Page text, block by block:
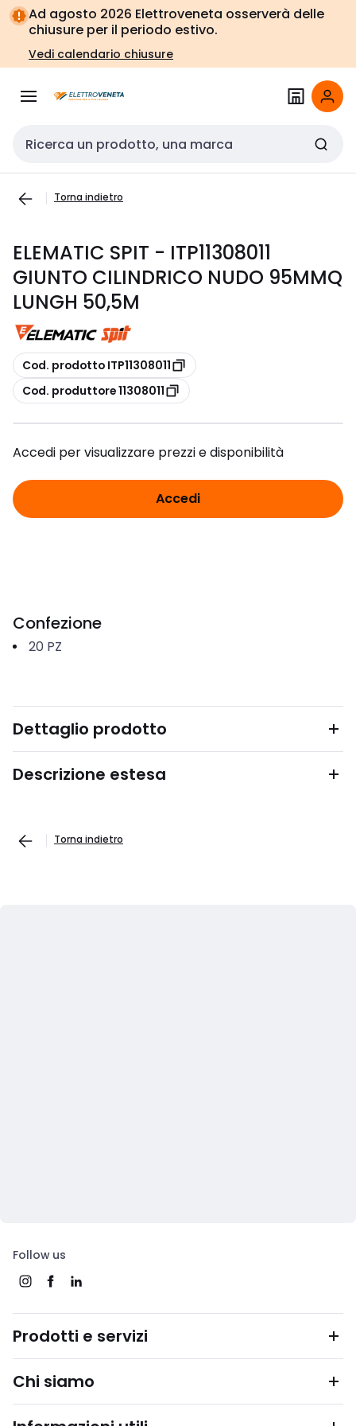
Vai alla
navigazione
Vai
alla
pagina
Ad agosto 2026 Elettroveneta osserverà delle
chiusure per il periodo estivo.
Vedi calendario chiusure
Cerca input
Torna indietro
ELEMATIC SPIT - ITP11308011
GIUNTO CILINDRICO NUDO 95MMQ
LUNGH 50,5M
copia
Cod. prodotto ITP11308011
copia
Cod. produttore 11308011
Accedi per visualizzare prezzi e disponibilità
Accedi
Confezione
20 PZ
Dettaglio prodotto
Descrizione estesa
Torna indietro
Follow us
Prodotti e servizi
Chi siamo